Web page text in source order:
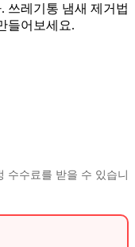
쓰레기통 냄새 제거법
들어보세요.
수수료를 받을 수 있습니